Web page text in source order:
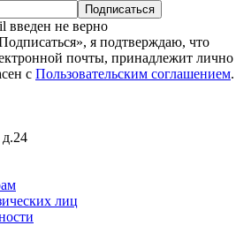
введен не верно
я подтверждаю, что
почты, принадлежит лично
с Пользовательским соглашением.
лиц